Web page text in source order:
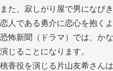
また、寂しがり屋で男になび
恋人である勇介に恋心を抱く
恐怖新聞（ドラマ）では、か
演じることになります。
桃香役を演じる片山友希さん